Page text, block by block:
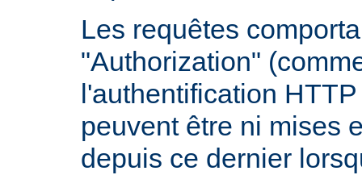
Les requêtes
"Authorization"
l'authentification
peuvent être ni mises
depuis ce dernier